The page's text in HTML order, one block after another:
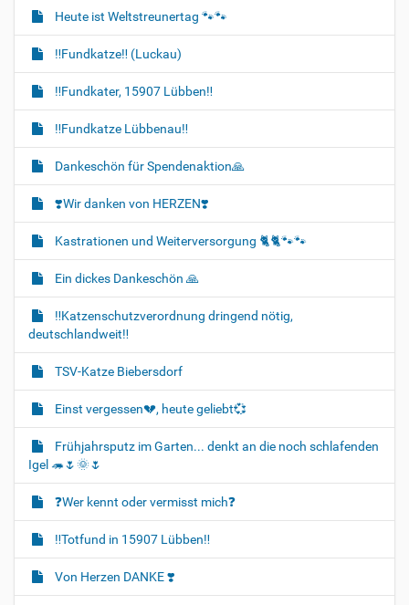
Heute ist Weltstreunertag 🐾🐾
‼️Fundkatze‼️ (Luckau)
‼️Fundkater, 15907 Lübben‼️
‼️Fundkatze Lübbenau‼️
Dankeschön für Spendenaktion🙏
❣️Wir danken von HERZEN❣️
Kastrationen und Weiterversorgung 🐈‍🐈🐾🐾
Ein dickes Dankeschön 🙏
‼️Katzenschutzverordnung dringend nötig,
deutschlandweit‼️
TSV-Katze Biebersdorf
Einst vergessen💔, heute geliebt💞
Frühjahrsputz im Garten... denkt an die noch schlafenden
Igel 🦔🌷🌞🌷
❓️Wer kennt oder vermisst mich❓️
‼️Totfund in 15907 Lübben‼️
Von Herzen DANKE ❣️